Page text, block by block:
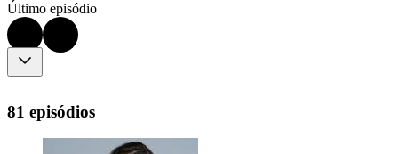
Último episódio
81 episódios